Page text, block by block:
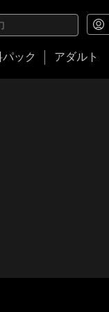
ック アダルト